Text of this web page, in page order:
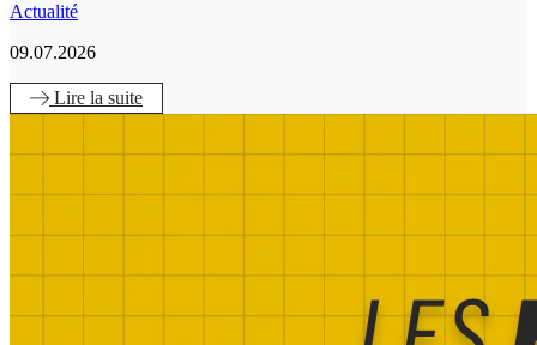
Actualité
09.07.2026
Lire la suite